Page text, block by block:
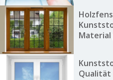
Material
Qualität